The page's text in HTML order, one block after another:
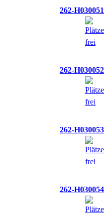
262-H030051
262-H030052
262-H030053
262-H030054